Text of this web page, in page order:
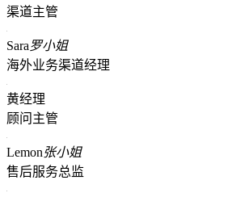
渠道主管
Sara罗小姐
海外业务渠道经理
黄经理
顾问主管
Lemon张小姐
售后服务总监